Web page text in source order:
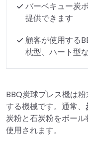
バーベキュー炭
提供できます
顧客が使用する
枕型、ハート型な
BBQ炭球プレス機は
する機械です。通常、
炭粉と石炭粉をボー
使用されます。